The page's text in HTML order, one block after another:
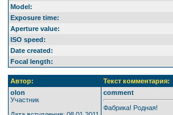
Model:
Exposure time:
Aperture value:
ISO speed:
Date created:
Focal length:
Автор:
Текст комментария:
olon
Участник
comment
Фабрика! Родная!